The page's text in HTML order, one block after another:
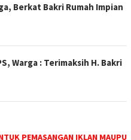
Berkat Bakri Rumah Impian
Warga : Terimaksih H. Bakri
PEMASANGAN IKLAN